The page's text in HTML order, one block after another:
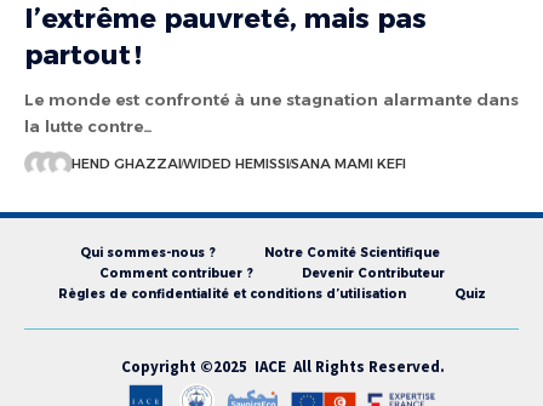
l’extrême pauvreté, mais pas
partout !
Le monde est confronté à une stagnation alarmante dans
la lutte contre…
HEND GHAZZAIWIDED HEMISSISANA MAMI KEFI
Qui sommes-nous ?
Notre Comité Scientifique
Comment contribuer ?
Devenir Contributeur
Règles de confidentialité et conditions d’utilisation
Quiz
Copyright ©2025 IACE All Rights Reserved.